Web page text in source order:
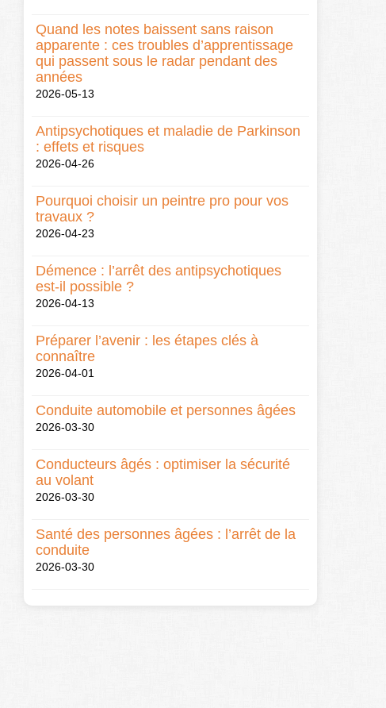
Quand les notes baissent sans raison
apparente : ces troubles d’apprentissage
qui passent sous le radar pendant des
années
2026-05-13
Antipsychotiques et maladie de Parkinson
: effets et risques
2026-04-26
Pourquoi choisir un peintre pro pour vos
travaux ?
2026-04-23
Démence : l’arrêt des antipsychotiques
est-il possible ?
2026-04-13
Préparer l’avenir : les étapes clés à
connaître
2026-04-01
Conduite automobile et personnes âgées
2026-03-30
Conducteurs âgés : optimiser la sécurité
au volant
2026-03-30
Santé des personnes âgées : l’arrêt de la
conduite
2026-03-30